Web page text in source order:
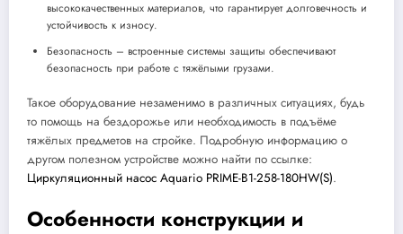
высококачественных материалов, что гарантирует долговечность и
устойчивость к износу.
Безопасность – встроенные системы защиты обеспечивают
безопасность при работе с тяжёлыми грузами.
Такое оборудование незаменимо в различных ситуациях, будь
то помощь на бездорожье или необходимость в подъёме
тяжёлых предметов на стройке. Подробную информацию о
другом полезном устройстве можно найти по ссылке:
Циркуляционный насос Aquario PRIME-B1-258-180HW(S).
Особенности конструкции и